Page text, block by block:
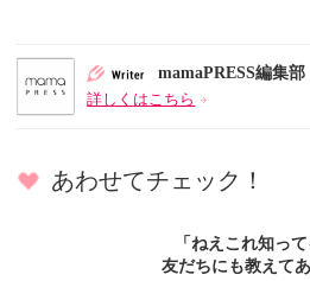
mamaPRESS編集部
詳しくはこちら
あわせてチェック！
「ねえこれ知って
友だちにも教えて